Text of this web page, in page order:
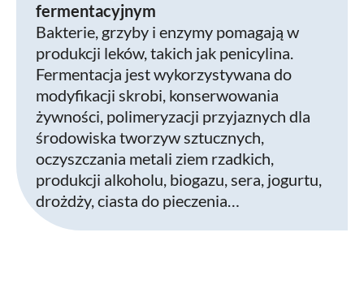
fermentacyjnym
Bakterie, grzyby i enzymy pomagają w
produkcji leków, takich jak penicylina.
Fermentacja jest wykorzystywana do
modyfikacji skrobi, konserwowania
żywności, polimeryzacji przyjaznych dla
środowiska tworzyw sztucznych,
oczyszczania metali ziem rzadkich,
produkcji alkoholu, biogazu, sera, jogurtu,
drożdży, ciasta do pieczenia…